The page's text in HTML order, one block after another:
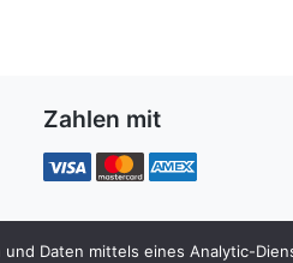
Zahlen mit
Daten mittels eines Analytic-